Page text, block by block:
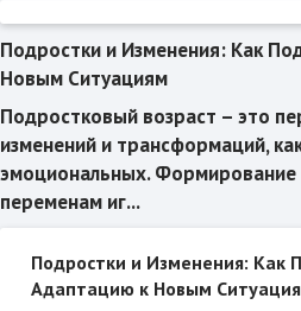
Подростки и Изменения: Как
Новым Ситуациям
Подростковый возраст – это
изменений и трансформаций,
эмоциональных. Формирование
переменам иг...
Подростки и Изменения: Как
Адаптацию к Новым